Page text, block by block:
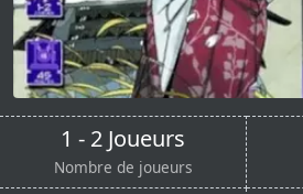
1 - 2 Joueurs
Nombre de joueurs